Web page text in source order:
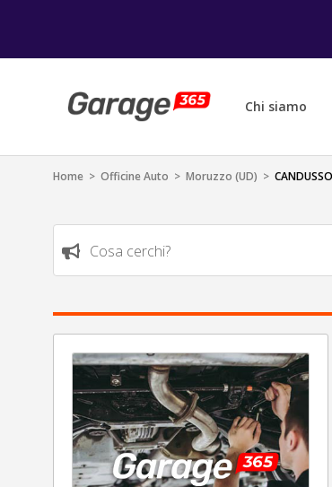
Chi siamo
Home > Officine Auto > Moruzzo (UD) >
Cosa cerchi?